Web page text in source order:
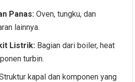
Panas: Oven, tungku, dan
lainnya.
Listrik: Bagian dari boiler, heat
turbin.
kapal dan komponen yang